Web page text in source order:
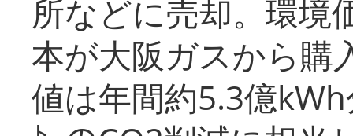
所などに売却。環境
本が大阪ガスから購
値は年間約5.3億